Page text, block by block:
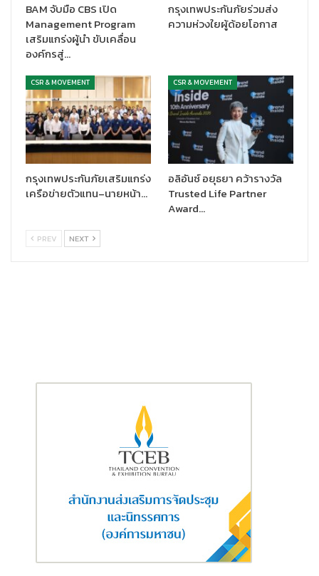
BAM จับมือ CBS เปิด
Management Program
เสริมแกร่งผู้นำ ขับเคลื่อน
องค์กรสู่…
กรุงเทพประกันภัยร่วมส่ง
ความห่วงใยผู้ด้อยโอกาส
CSR & MOVEMENT
กรุงเทพประกันภัยเสริมแกร่ง
เครือข่ายตัวแทน–นายหน้า…
CSR & MOVEMENT
อลิอันซ์ อยุธยา คว้ารางวัล
Trusted Life Partner
Award…
PREV NEXT